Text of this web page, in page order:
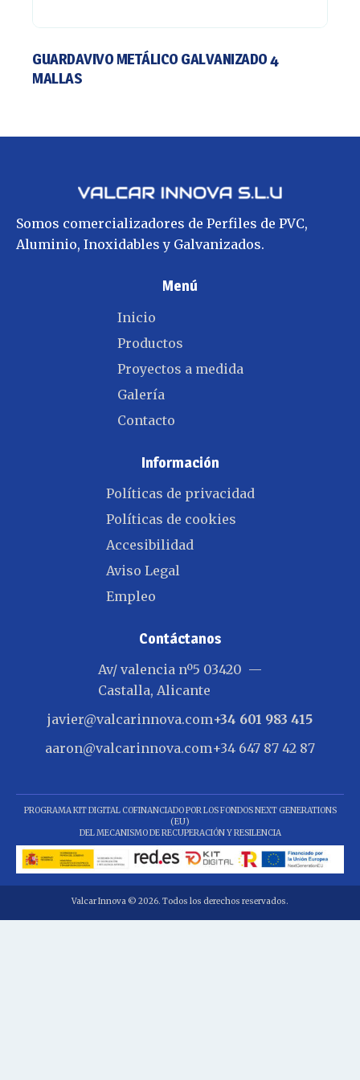
GUARDAVIVO METÁLICO GALVANIZADO 4
MALLAS
Somos comercializadores de Perfiles de PVC,
Aluminio, Inoxidables y Galvanizados.
Menú
Inicio
Productos
Proyectos a medida
Galería
Contacto
Información
Políticas de privacidad
Políticas de cookies
Accesibilidad
Aviso Legal
Empleo
Contáctanos
Av/ valencia nº5 03420 —
Castalla, Alicante
javier@valcarinnova.com+34 601 983 415
aaron@valcarinnova.com+34 647 87 42 87
PROGRAMA KIT DIGITAL COFINANCIADO POR LOS FONDOS NEXT GENERATIONS
(EU)
DEL MECANISMO DE RECUPERACIÓN Y RESILENCIA
Valcar Innova © 2026. Todos los derechos reservados.